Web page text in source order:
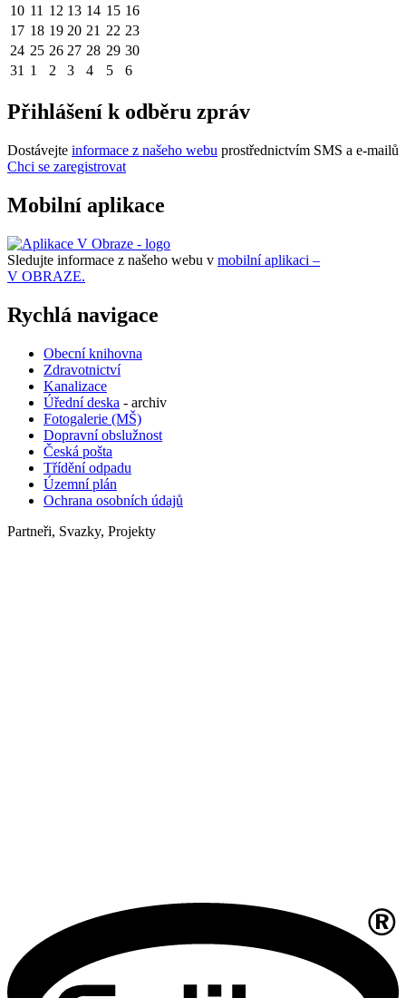
10 11 12 13 14 15 16
17 18 19 20 21 22 23
24 25 26 27 28 29 30
31 1 2 3 4 5 6
Přihlášení k odběru zpráv
Dostávejte informace z našeho webu prostřednictvím SMS a e-mailů
Chci se zaregistrovat
Mobilní aplikace
Sledujte informace z našeho webu v mobilní aplikaci –
V OBRAZE.
Rychlá navigace
Obecní knihovna
Zdravotnictví
Kanalizace
Úřední deska - archiv
Fotogalerie (MŠ)
Dopravní obslužnost
Česká pošta
Třídění odpadu
Územní plán
Ochrana osobních údajů
Partneři, Svazky, Projekty